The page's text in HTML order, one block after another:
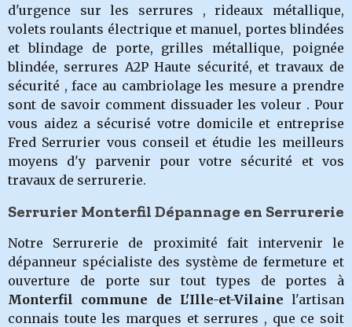
d'urgence sur les serrures , rideaux métallique,
volets roulants électrique et manuel, portes blindées
et blindage de porte, grilles métallique, poignée
blindée, serrures A2P Haute sécurité, et travaux de
sécurité , face au cambriolage les mesure a prendre
sont de savoir comment dissuader les voleur . Pour
vous aidez a sécurisé votre domicile et entreprise
Fred Serrurier vous conseil et étudie les meilleurs
moyens d'y parvenir pour votre sécurité et vos
travaux de serrurerie.
Serrurier Monterfil Dépannage en Serrurerie
Notre Serrurerie de proximité fait intervenir le
dépanneur spécialiste des système de fermeture et
ouverture de porte sur tout types de portes à
Monterfil commune de L'Ille-et-Vilaine l'artisan
connais toute les marques et serrures , que ce soit